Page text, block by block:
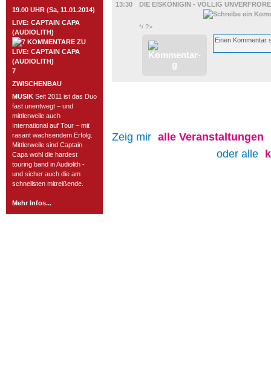
19.00 UHR (Sa, 11.01.2014)
LIVE: CAPTAIN CAPA
(AUDIOLITH)
7
ZWISCHENBAU
MUSIK Seit 2011 ist das Duo
fast unentwegt – und
mittlerweile auch
International auf Tour – mit
rasant wachsendem Erfolg.
Mittlerweile sind Captain
Capa wohl die hardest
touring band in Audiolith -
und sicher auch die am
schnellsten mitreißende.
Mehr Infos...
13:30
DIE EISKÖNIGIN - VÖLLIG
*/ ?>
Zeig mir alle Veranstaltungen
oder alle